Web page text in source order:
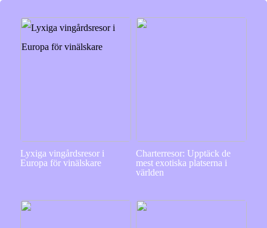
Lyxiga vingårdsresor i
Europa för vinälskare
Charterresor: Upptäck de
mest exotiska platserna i
världen